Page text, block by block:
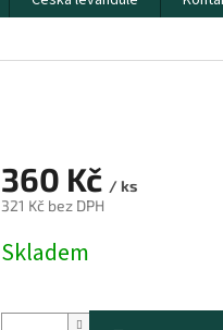
360 Kč / ks
321 Kč bez DPH
cena:
Skladem